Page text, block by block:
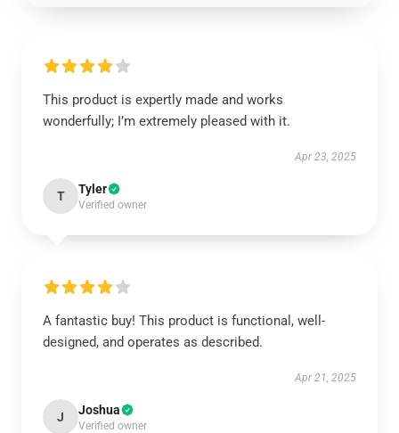
This product is expertly made and works
wonderfully; I’m extremely pleased with it.
Apr 23, 2025
T Tyler
Verified owner
A fantastic buy! This product is functional, well-
designed, and operates as described.
Apr 21, 2025
J Joshua
Verified owner